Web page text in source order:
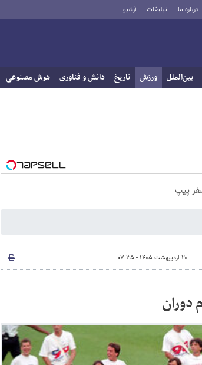
درباره ما تبلیغات آرشیو
بین‌الملل ورزش تاریخ دانش و فناوری هوش مصنوعی
۲۰ اردیبهشت ۱۴۰۵ - ۰۷:۳۵